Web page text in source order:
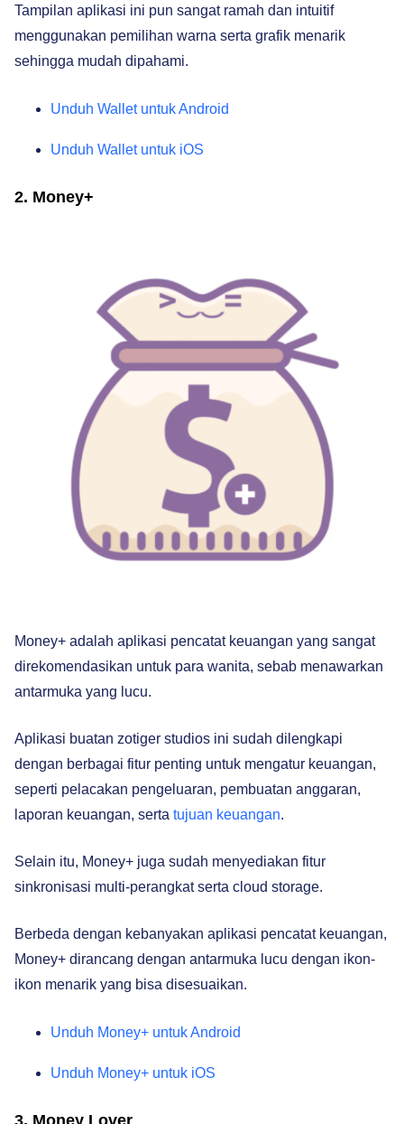
Tampilan aplikasi ini pun sangat ramah dan intuitif
menggunakan pemilihan warna serta grafik menarik
sehingga mudah dipahami.
Unduh Wallet untuk Android
Unduh Wallet untuk iOS
2. Money+
Money+ adalah aplikasi pencatat keuangan yang sangat
direkomendasikan untuk para wanita, sebab menawarkan
antarmuka yang lucu.
Aplikasi buatan zotiger studios ini sudah dilengkapi
dengan berbagai fitur penting untuk mengatur keuangan,
seperti pelacakan pengeluaran, pembuatan anggaran,
laporan keuangan, serta tujuan keuangan.
Selain itu, Money+ juga sudah menyediakan fitur
sinkronisasi multi-perangkat serta cloud storage.
Berbeda dengan kebanyakan aplikasi pencatat keuangan,
Money+ dirancang dengan antarmuka lucu dengan ikon-
ikon menarik yang bisa disesuaikan.
Unduh Money+ untuk Android
Unduh Money+ untuk iOS